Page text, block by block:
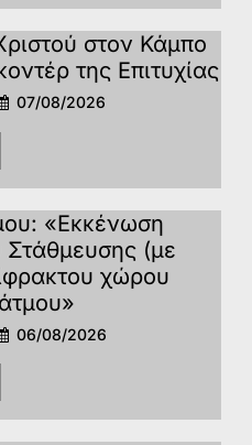
στον Κάμπο
της Επιτυχίας
07/08/2026
«Εκκένωση
(με
χώρου
06/08/2026